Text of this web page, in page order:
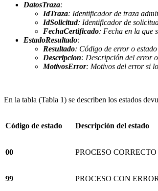
DatosTraza:
IdTraza: Identificador de traza
IdSolicitud: Identificador de
FechaCertificado: Fecha en la que
EstadoResultado:
Resultado: Código de error o
Descripcion: Descripción del error o
MotivosError: Motivos del error si
En la tabla (Tabla 1) se describen los estados
Código de estado Descripción del estado
00 PROCESO CORRECTO
99 PROCESO CON